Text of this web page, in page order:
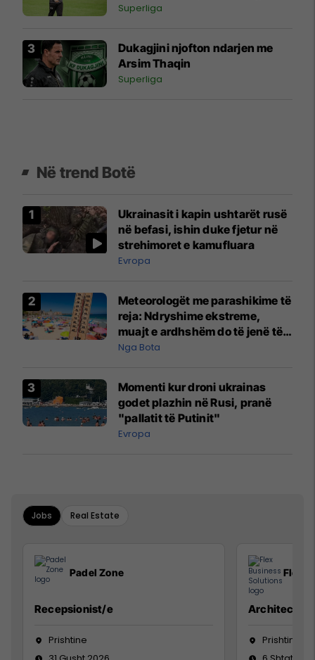
Superliga
Dukagjini njofton ndarjen me
Arsim Thaqin
Superliga
Në trend Botë
Ukrainasit i kapin ushtarët rusë
në befasi, ishin duke fjetur në
strehimoret e kamufluara
Evropa
Meteorologët me parashikime të
reja: Ndryshime ekstreme,
muajt e ardhshëm do të jenë të
pazakontë
Nga Bota
Momenti kur droni ukrainas
godet plazhin në Rusi, pranë
"pallatit të Putinit"
Evropa
Jobs Real Estate
Padel Zone
Recepsionist/e
Prishtine
Flex
Architect
Prishtinë